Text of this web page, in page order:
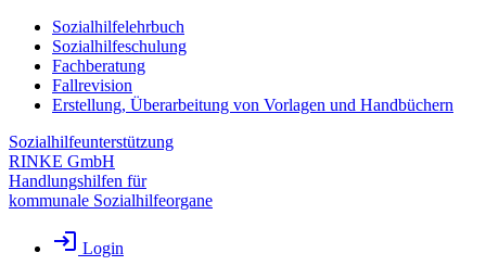
Sozialhilfelehrbuch
Sozialhilfeschulung
Fachberatung
Fallrevision
Erstellung, Überarbeitung von Vorlagen und Handbüchern
Sozialhilfeunterstützung
RINKE GmbH
Handlungshilfen für
kommunale Sozialhilfeorgane
Login